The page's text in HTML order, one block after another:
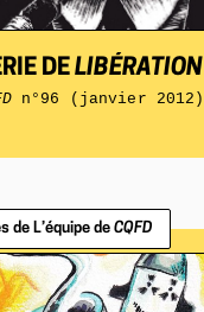
DE LIBÉRATION
n°96 (janvier 2012)
de L’équipe de CQFD